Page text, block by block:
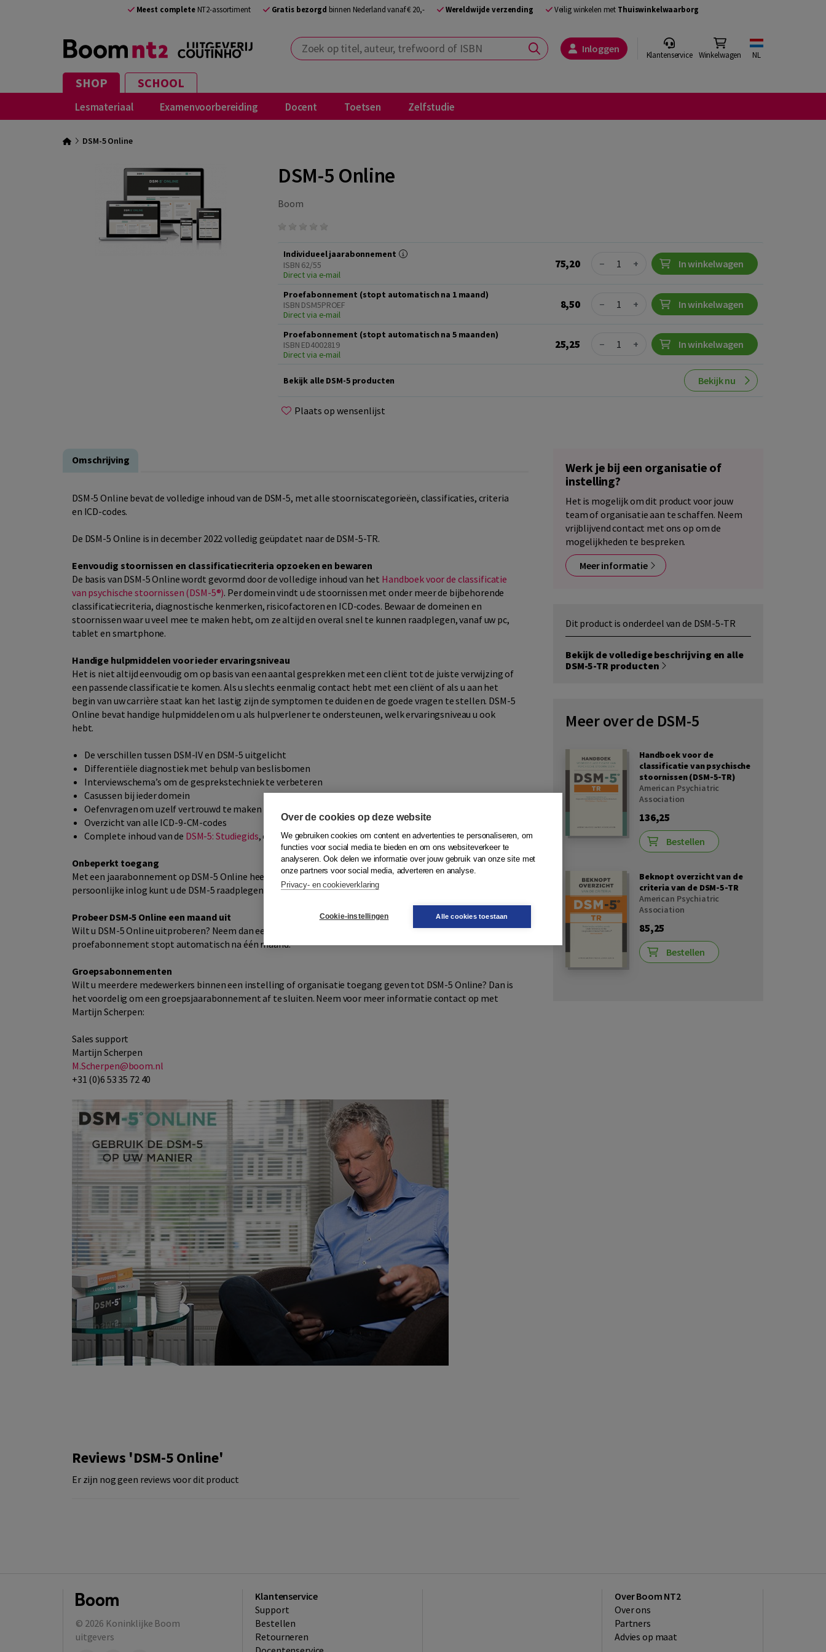
Meest completeNT2-assortiment Gratis bezorgd binnen Nederland vanaf € 20,- Wereldwijde verzending Veilig winkelen met Thuiswinkelwaarborg
Zoek op titel, auteur, trefwoord of ISBN Inloggen Klantenservice Winkelwagen NL
SHOP SCHOOL
Lesmateriaal Examenvoorbereiding Docent Toetsen Zelfstudie
DSM-5 Online
DSM-5 Online
Boom
Individueel jaarabonnement
ISBN 62/55
Direct via e-mail
75,20 Quantity
− + In winkelwagen
Proefabonnement (stopt automatisch na 1 maand)
ISBN DSM5PROEF
Direct via e-mail
8,50 Quantity
− + In winkelwagen
Proefabonnement (stopt automatisch na 5 maanden)
ISBN ED4002819
Direct via e-mail
25,25 Quantity
− + In winkelwagen
Bekijk alle DSM-5 producten Bekijk nu
Plaats op wensenlijst
Omschrijving
DSM-5 Online bevat de volledige inhoud van de DSM-5, met alle stoorniscategorieën, classificaties, criteria
en ICD-codes.
De DSM-5 Online is in december 2022 volledig geüpdatet naar de DSM-5-TR.
Eenvoudig stoornissen en classificatiecriteria opzoeken en bewaren
De basis van DSM-5 Online wordt gevormd door de volledige inhoud van het Handboek voor de classificatie
van psychische stoornissen (DSM-5®). Per domein vindt u de stoornissen met onder meer de bijbehorende
classificatiecriteria, diagnostische kenmerken, risicofactoren en ICD-codes. Bewaar de domeinen en
stoornissen waar u veel mee te maken hebt, om ze altijd en overal snel te kunnen raadplegen, vanaf uw pc,
tablet en smartphone.
Handige hulpmiddelen voor ieder ervaringsniveau
Het is niet altijd eenvoudig om op basis van een aantal gesprekken met een cliënt tot de juiste verwijzing of
een passende classificatie te komen. Als u slechts eenmalig contact hebt met een cliënt of als u aan het
begin van uw carrière staat kan het lastig zijn de symptomen te duiden en de goede vragen te stellen. DSM-5
Online bevat handige hulpmiddelen om u als hulpverlener te ondersteunen, welk ervaringsniveau u ook
hebt.
De verschillen tussen DSM-IV en DSM-5 uitgelicht
Differentiële diagnostiek met behulp van beslisbomen
Interviewschema’s om de gesprekstechniek te verbeteren
Casussen bij ieder domein
Oefenvragen om uzelf vertrouwd te maken met de inhoud van de DSM-5
Overzicht van alle ICD-9-CM-codes
Complete inhoud van de DSM-5: Studiegids, om nog makkelijker te leren werken met de DSM-5
Onbeperkt toegang
Met een jaarabonnement op DSM-5 Online heeft u onbeperkt toegang tot de volledige kennisbank. Met uw
persoonlijke inlog kunt u de DSM-5 raadplegen op uw pc, tablet en telefoon.
Probeer DSM-5 Online een maand uit
Wilt u DSM-5 Online uitproberen? Neem dan een proefabonnement van een maand voor slechts €6,99. Het
proefabonnement stopt automatisch na één maand.
Groepsabonnementen
Wilt u meerdere medewerkers binnen een instelling of organisatie toegang geven tot DSM-5 Online? Dan is
het voordelig om een groepsjaarabonnement af te sluiten. Neem voor meer informatie contact op met
Martijn Scherpen:
Sales support
Martijn Scherpen
M.Scherpen@boom.nl
+31 (0)6 53 35 72 40
Reviews 'DSM-5 Online'
Er zijn nog geen reviews voor dit product
Werk je bij een organisatie of
instelling?
Het is mogelijk om dit product voor jouw
team of organisatie aan te schaffen. Neem
vrijblijvend contact met ons op om de
mogelijkheden te bespreken.
Meer informatie
Dit product is onderdeel van de DSM-5-TR
Bekijk de volledige beschrijving en alle
DSM-5-TR producten
Meer over de DSM-5
Handboek voor de
classificatie van psychische
stoornissen (DSM-5-TR)
American Psychiatric
Association
136,25
Bestellen
Beknopt overzicht van de
criteria van de DSM-5-TR
American Psychiatric
Association
85,25
Bestellen
© 2026 Koninklijke Boom
uitgevers
Klantenservice
Support
Bestellen
​Retourneren
Over Boom NT2
Over ons
Partners
Advies op maat
Over de cookies op deze website
We gebruiken cookies om content en advertenties te personaliseren, om
functies voor social media te bieden en om ons websiteverkeer te
analyseren. Ook delen we informatie over jouw gebruik van onze site met
onze partners voor social media, adverteren en analyse.
Privacy- en cookieverklaring
Cookie-instellingen Alle cookies toestaan